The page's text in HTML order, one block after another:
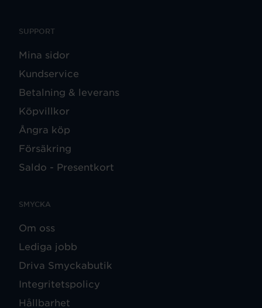
SUPPORT
Mina sidor
Kundservice
Betalning & leverans
Köpvillkor
Ångra köp
Försäkring
Saldo - Presentkort
SMYCKA
Om oss
Lediga jobb
Driva Smyckabutik
Integritetspolicy
Hållbarhet